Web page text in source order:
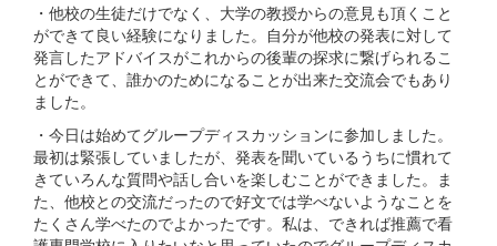
・他校の生徒だけでなく、大学の教授からの意見も頂くこと
ができて良い経験になりました。自分が他校の発表に対して
発言したアドバイスがこれからの後輩の探求に繋げられるこ
とができて、誰かのためになることが出来た交流会でもあり
ました。
・今日は始めてグループディスカッションに参加しました。
最初は緊張していましたが、発表を聞いているうちに慣れて
きていろんな質問や話し合いを楽しむことができました。ま
た、他校との交流だったので好文では学べないようなことを
たくさん学べたのでよかったです。私は、できれば推薦で看